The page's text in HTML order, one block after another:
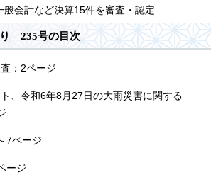
般会計など決算15件を審査・認定
235号の目次
：2ページ
、令和6年8月27日の大雨災害に関する
7ページ
ージ